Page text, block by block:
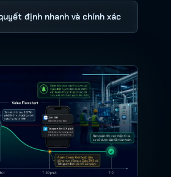
định nhanh và chính xác